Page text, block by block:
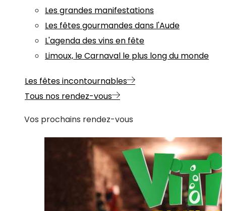
Les grandes manifestations
Les fêtes gourmandes dans l'Aude
L'agenda des vins en fête
Limoux, le Carnaval le plus long du monde
Les fêtes incontournables
Tous nos rendez-vous
Vos prochains rendez-vous